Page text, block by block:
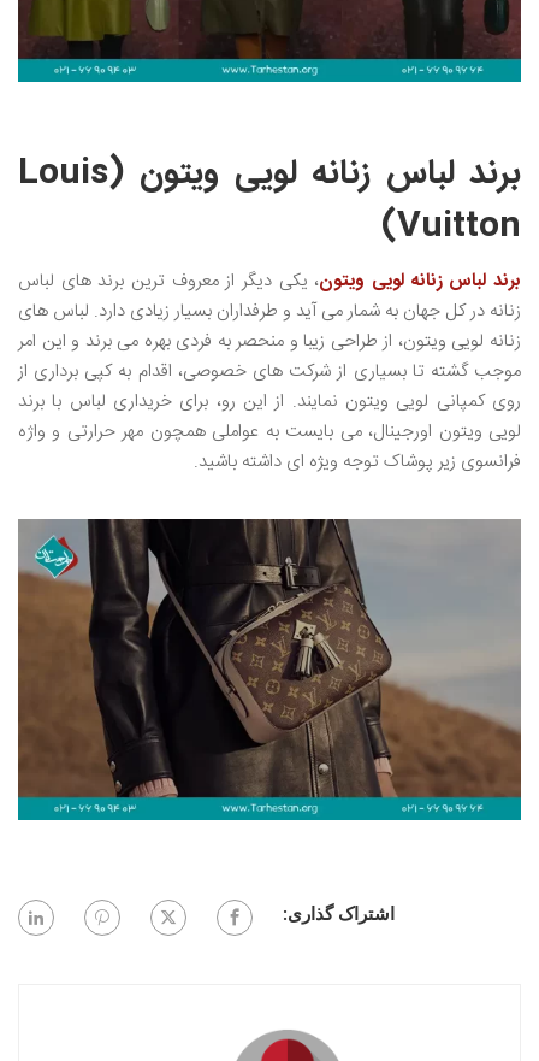
برند لباس زنانه لویی ویتون (Louis
Vuitton)
برند لباس زنانه لویی ویتون، یکی دیگر از معروف ترین برند های لباس
زنانه در کل جهان به شمار می آید و طرفداران بسیار زیادی دارد. لباس های
زنانه لویی ویتون، از طراحی زیبا و منحصر به فردی بهره می برند و این امر
موجب گشته تا بسیاری از شرکت های خصوصی، اقدام به کپی برداری از
روی کمپانی لویی ویتون نمایند. از این رو، برای خریداری لباس با برند
لویی ویتون اورجینال، می بایست به عواملی همچون مهر حرارتی و واژه
فرانسوی زیر پوشاک توجه ویژه ای داشته باشید.
اشتراک گذاری: